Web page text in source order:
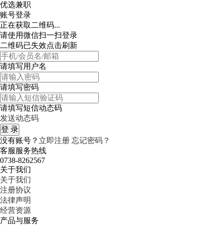
优选兼职
账号登录
正在获取二维码...
请使用微信扫一扫登录
二维码已失效点击刷新
请填写用户名
请填写密码
请填写短信动态码
发送动态码
没有账号？ 立即注册 忘记密码？
客服服务热线
0738-8262567
关于我们
关于我们
注册协议
法律声明
经营资源
产品与服务